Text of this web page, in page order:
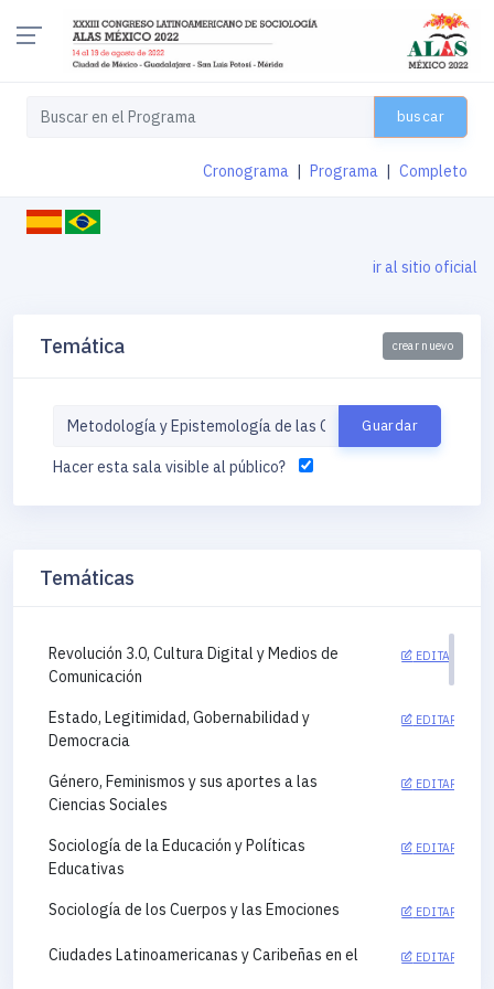
buscar
Cronograma Programa Completo
ir al sitio oficial
Temática crear nuevo
Hacer esta sala visible al público?
Temáticas
Revolución 3.0, Cultura Digital y Medios de
Comunicación
EDITAR
Estado, Legitimidad, Gobernabilidad y
Democracia
EDITAR
Género, Feminismos y sus aportes a las
Ciencias Sociales
EDITAR
Sociología de la Educación y Políticas
Educativas
EDITAR
Sociología de los Cuerpos y las Emociones EDITAR
Ciudades Latinoamericanas y Caribeñas en el
EDITAR